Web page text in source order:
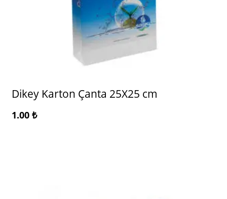
Dikey Karton Çanta 25X25 cm
1.00 ₺